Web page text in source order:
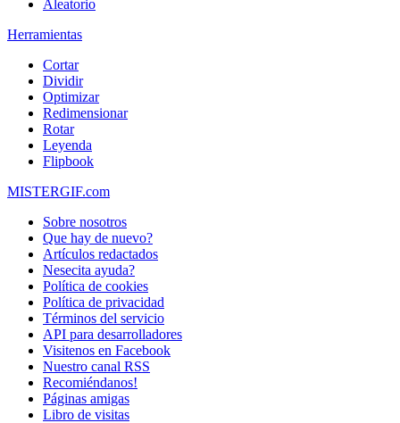
Aleatorio
Herramientas
Cortar
Dividir
Optimizar
Redimensionar
Rotar
Leyenda
Flipbook
MISTERGIF.com
Sobre nosotros
Que hay de nuevo?
Artículos redactados
Nesecita ayuda?
Política de cookies
Política de privacidad
Términos del servicio
API para desarrolladores
Visitenos en Facebook
Nuestro canal RSS
Recomiéndanos!
Páginas amigas
Libro de visitas